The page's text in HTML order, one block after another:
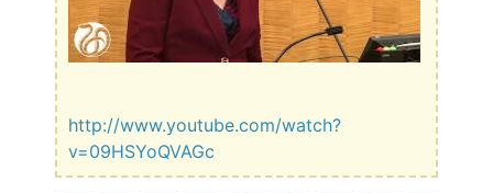
http://www.youtube.com/watch?
v=09HSYoQVAGc